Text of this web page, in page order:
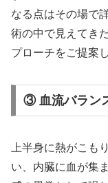
なる点はその場で
術の中で見えてき
プローチをご提案
③ 血流バラン
上半身に熱がこも
い、内臓に血が集